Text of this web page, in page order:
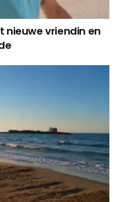
nieuwe vriendin en